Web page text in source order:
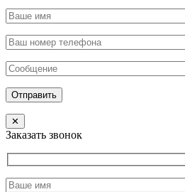
Отправить
✕
Заказать звонок